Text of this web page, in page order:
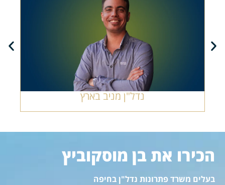
נדל"ן מניב בארץ
הכירו את בן מוסקוביץ
בעלים משרד פתרונות נדל"ן בחיפה